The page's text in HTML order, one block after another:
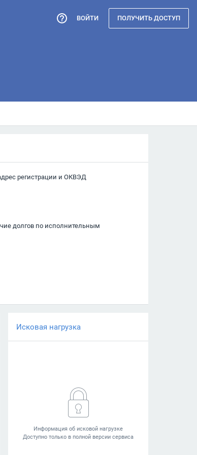
ВОЙТИ ПОЛУЧИТЬ ДОСТУП
регистрации и ОКВЭД
долгов по исполнительным
Исковая нагрузка